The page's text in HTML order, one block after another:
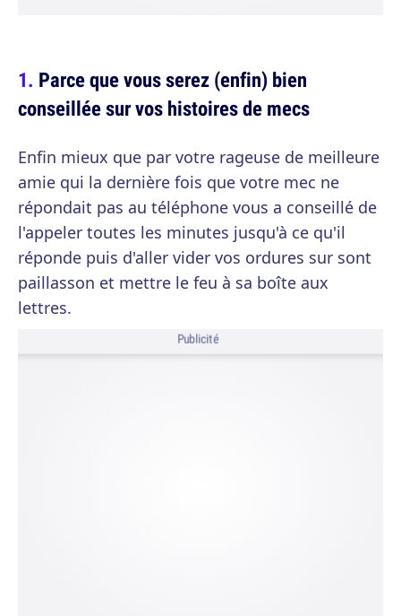
Parce que vous serez (enfin) bien
conseillée sur vos histoires de mecs
Enfin mieux que par votre rageuse de meilleure
amie qui la dernière fois que votre mec ne
répondait pas au téléphone vous a conseillé de
l'appeler toutes les minutes jusqu'à ce qu'il
réponde puis d'aller vider vos ordures sur sont
paillasson et mettre le feu à sa boîte aux
lettres.
Publicité